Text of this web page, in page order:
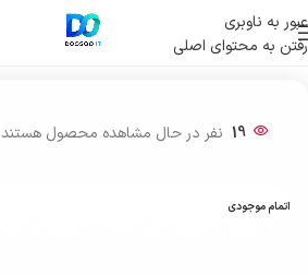
عبور به ناوبری
رفتن به محتوای اصلی
خانه/ لوازم جانبی کامپیوتر
19 نفر در حال مشاهده محصول هستند
اتمام موجودی